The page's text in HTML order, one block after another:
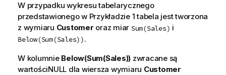
W przypadku wykresu tabelarycznego
przedstawionego w Przykładzie 1 tabela jest tworzona
z wymiaru Customer oraz miar Sum(Sales) i
Below(Sum(Sales)).
W kolumnie Below(Sum(Sales)) zwracane są
wartościNULL dla wiersza wymiaru Customer